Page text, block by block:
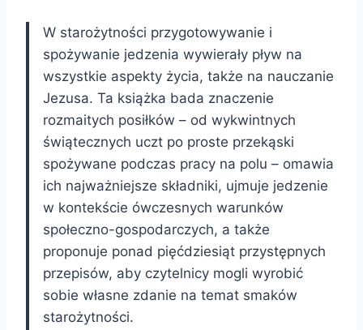
W starożytności przygotowywanie i
spożywanie jedzenia wywierały pływ na
wszystkie aspekty życia, także na nauczanie
Jezusa. Ta książka bada znaczenie
rozmaitych posiłków – od wykwintnych
świątecznych uczt po proste przekąski
spożywane podczas pracy na polu – omawia
ich najważniejsze składniki, ujmuje jedzenie
w kontekście ówczesnych warunków
społeczno-gospodarczych, a także
proponuje ponad pięćdziesiąt przystępnych
przepisów, aby czytelnicy mogli wyrobić
sobie własne zdanie na temat smaków
starożytności.